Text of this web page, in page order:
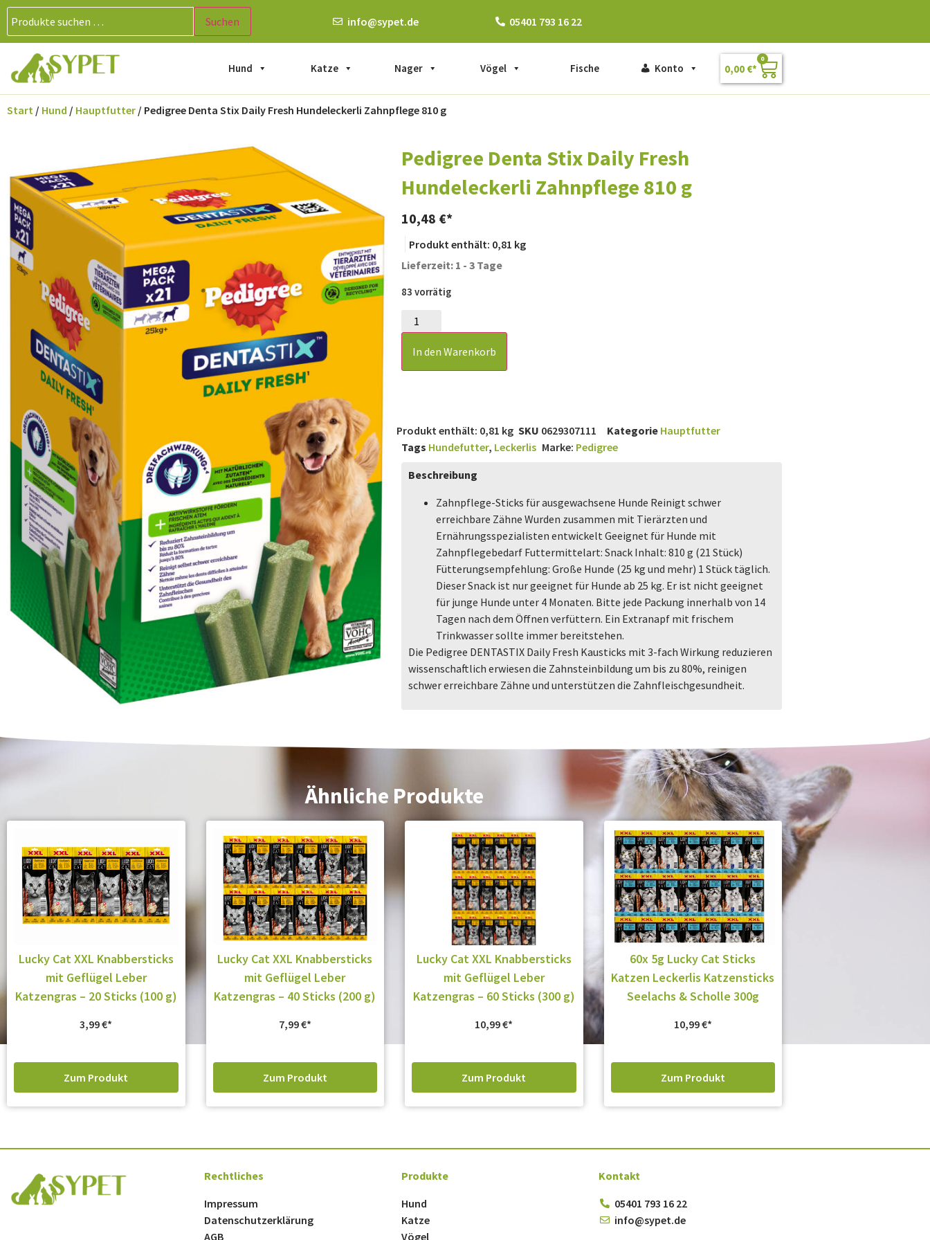
Suchen info@sypet.de 05401 793 16 22
Hund Katze Nager Vögel Fische Konto 0,00 €
0
Start / Hund / Hauptfutter / Pedigree Denta Stix Daily Fresh Hundeleckerli Zahnpflege 810 g
Pedigree Denta Stix Daily Fresh
Hundeleckerli Zahnpflege 810 g
10,48 €
Produkt enthält: 0,81 kg
Lieferzeit: 1 - 3 Tage
83 vorrätig
In den Warenkorb
Produkt enthält: 0,81 kg SKU 0629307111 Kategorie Hauptfutter
Tags Hundefutter, Leckerlis Marke: Pedigree
Beschreibung
Zahnpflege-Sticks für ausgewachsene Hunde Reinigt schwer
erreichbare Zähne Wurden zusammen mit Tierärzten und
Ernährungsspezialisten entwickelt Geeignet für Hunde mit
Zahnpflegebedarf Futtermittelart: Snack Inhalt: 810 g (21 Stück)
Fütterungsempfehlung: Große Hunde (25 kg und mehr) 1 Stück täglich.
Dieser Snack ist nur geeignet für Hunde ab 25 kg. Er ist nicht geeignet
für junge Hunde unter 4 Monaten. Bitte jede Packung innerhalb von 14
Tagen nach dem Öffnen verfüttern. Ein Extranapf mit frischem
Trinkwasser sollte immer bereitstehen.
Die Pedigree DENTASTIX Daily Fresh Kausticks mit 3-fach Wirkung reduzieren
wissenschaftlich erwiesen die Zahnsteinbildung um bis zu 80%, reinigen
schwer erreichbare Zähne und unterstützen die Zahnfleischgesundheit.
Ähnliche Produkte
Lucky Cat XXL Knabbersticks
mit Geflügel Leber
Katzengras – 20 Sticks (100 g)
3,99€
Zum Produkt
Lucky Cat XXL Knabbersticks
mit Geflügel Leber
Katzengras – 40 Sticks (200 g)
7,99€
Zum Produkt
Lucky Cat XXL Knabbersticks
mit Geflügel Leber
Katzengras – 60 Sticks (300 g)
10,99€
Zum Produkt
60x 5g Lucky Cat Sticks
Katzen Leckerlis Katzensticks
Seelachs & Scholle 300g
10,99€
Zum Produkt
Rechtliches
Impressum
Datenschutzerklärung
AGB
Produkte
Hund
Katze
Vögel
Kontakt
05401 793 16 22
info@sypet.de